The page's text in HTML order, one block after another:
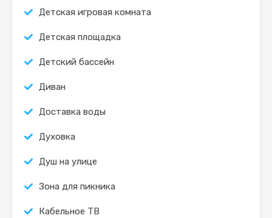
Детская игровая комната
Детская площадка
Детский бассейн
Диван
Доставка воды
Духовка
Душ на улице
Зона для пикника
Кабельное ТВ